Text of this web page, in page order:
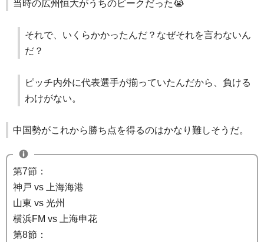
当時の広州恒大がうちのピークだった😭
それで、いくらかかったんだ？なぜそれを言わないん
だ？
ピッチ内外に代表選手が揃っていたんだから、負ける
わけがない。
中国勢がこれから勝ち点を得るのはかなり難しそうだ。
第7節：
神戸 vs 上海海港
山東 vs 光州
横浜FM vs 上海申花
第8節：